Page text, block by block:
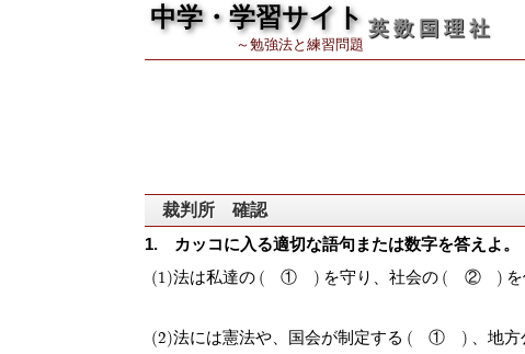
中学・学習サイト
～勉強法と練習問題
英 数 国 理 社
裁判所 確認
カッコに入る適切な語句または数字を答えよ。
法は私達の ① を守り、社会の ②
法には憲法や、国会が制定する ① 、地方